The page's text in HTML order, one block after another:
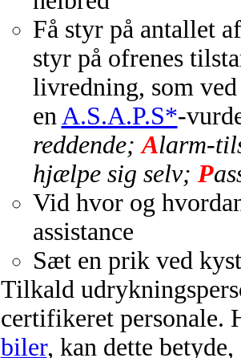
Få styr på antallet
styr på ofrenes
livredning, som
en A.S.A.P.S*-
reddende;Alarm-
hjælpe sig selv; P
Vid hvor og
assistance
Sæt en prik ved
Tilkald
certifikeret personale.
biler, kan dette